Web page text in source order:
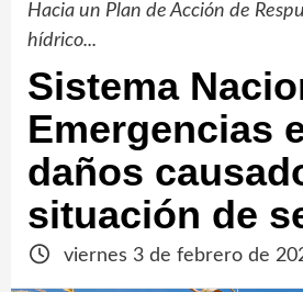
Hacia un Plan de Acción de
hídrico...
Sistema
Emergencias
daños
situación de
viernes 3 de febrero de